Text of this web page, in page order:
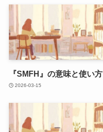
『SMFH』の意味と使い方
2026-03-15